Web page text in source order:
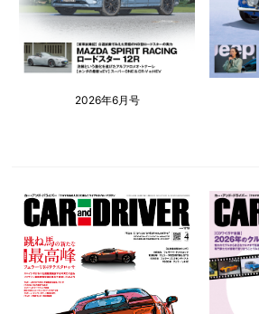
2026年6月号